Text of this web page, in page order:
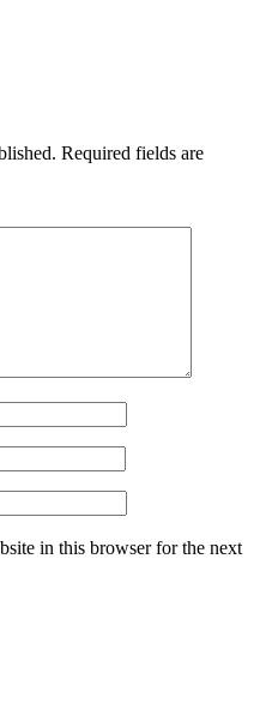
Required fields are
in this browser for the next